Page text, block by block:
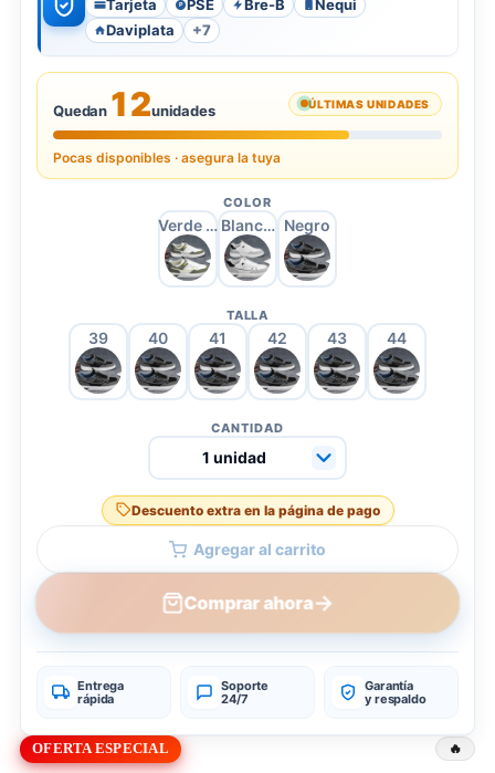
Tarjeta P PSE Bre-B
Nequi
Daviplata
+7
Quedan 12unidades ÚLTIMAS UNIDADES
Pocas disponibles · asegura la tuya
COLOR
Verde BeigeBlanco y Gris
Negro
TALLA
39 40 41 42 43 44
CANTIDAD
Descuento extra en la página de pago
Agregar al carrito
Comprar ahora→
Entrega
rápida
Soporte
24/7
Garantía
y respaldo
OFERTA ESPECIAL